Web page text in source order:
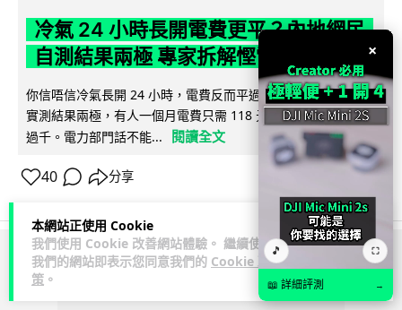
本網站正使用 Cookie
我們使用 Cookie 改善網站體驗。 繼續使用
我們的網站即表示您同意我們的 Cookie 政
策 。
冷氣 24 小時長開電費更平？內地網民
自測結果兩極 專家拆解慳電邏輯
你信唔信冷氣長開 24 小時，電費反而平過開開關關？內地網民
實測結果兩極，有人一個月電費只需 118 元人民幣，有人飆到
過千。電力部門話不能...
閱讀全文
40 分享
ADVERTISEMENT
×
🎵 ⛶
📖 詳細評測 →